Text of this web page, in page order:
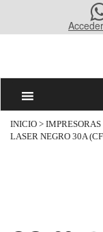
INICIO >
LASER NEGRO 30A